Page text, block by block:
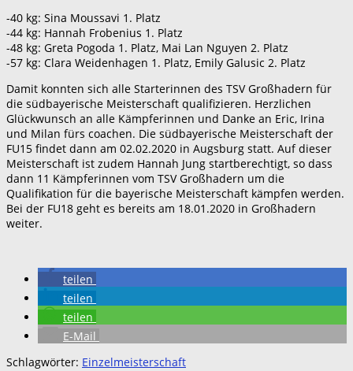
-40 kg: Sina Moussavi 1. Platz
-44 kg: Hannah Frobenius 1. Platz
-48 kg: Greta Pogoda 1. Platz, Mai Lan Nguyen 2. Platz
-57 kg: Clara Weidenhagen 1. Platz, Emily Galusic 2. Platz
Damit konnten sich alle Starterinnen des TSV Großhadern für
die südbayerische Meisterschaft qualifizieren. Herzlichen
Glückwunsch an alle Kämpferinnen und Danke an Eric, Irina
und Milan fürs coachen. Die südbayerische Meisterschaft der
FU15 findet dann am 02.02.2020 in Augsburg statt. Auf dieser
Meisterschaft ist zudem Hannah Jung startberechtigt, so dass
dann 11 Kämpferinnen vom TSV Großhadern um die
Qualifikation für die bayerische Meisterschaft kämpfen werden.
Bei der FU18 geht es bereits am 18.01.2020 in Großhadern
weiter.
teilen
teilen
teilen
E-Mail
Schlagwörter: Einzelmeisterschaft